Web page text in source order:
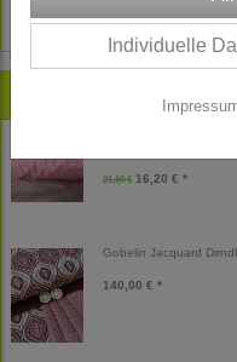
21,60 € 16,20 € *
Gobelin Jacquard
140,00 € *
Individuelle